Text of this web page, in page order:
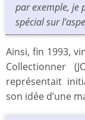
par exemple, je
spécial sur
Ainsi, fin 1993,
Collectionner
représentait
son idée d’une